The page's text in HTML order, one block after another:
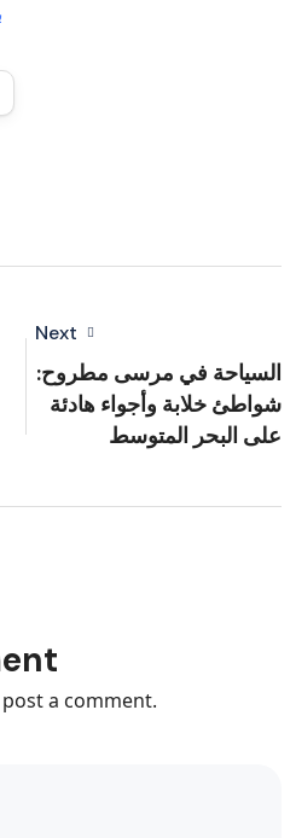
Next
السياحة في مرسى مطروح:
شواطئ خلابة وأجواء هادئة
على البحر المتوسط
a comment.